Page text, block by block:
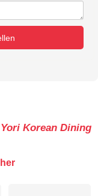
Yori Korean Dining